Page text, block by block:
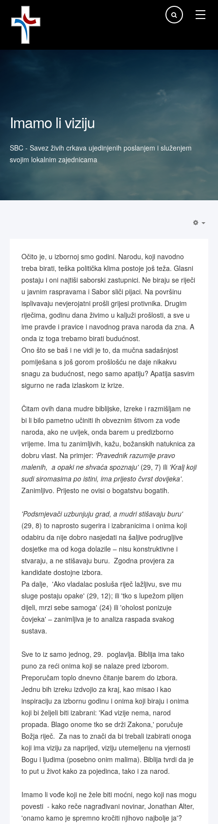
Traži...
Imamo li viziju
SBC - Savez živih crkava ujedinjenih poslanjem i služenjem
svojim lokalnim zajednicama
Očito je, u izbornoj smo godini. Narodu, koji navodno
treba birati, teška politička klima postoje još teža. Glasni
postaju i oni najtiši saborski zastupnici. Ne biraju se riječi
u javnim raspravama i Sabor sliči pijaci. Na površinu
isplivavaju nevjerojatni prošli grijesi protivnika. Drugim
riječima, godinu dana živimo u kaljuži prošlosti, a sve u
ime pravde i pravice i navodnog prava naroda da zna. A
onda iz toga trebamo birati budućnost.
Ono što se baš i ne vidi je to, da mučna sadašnjost
pomiješana s još gorom prošlošću ne daje nikakvu
snagu za budućnost, nego samo apatiju? Apatija sasvim
sigurno ne rađa izlaskom iz krize.
Čitam ovih dana mudre biblijske, Izreke i razmišljam ne
bi li bilo pametno učiniti ih obveznim štivom za vođe
naroda, ako ne uvijek, onda barem u predizborno
vrijeme. Ima tu zanimljivih, kažu, božanskih natuknica za
dobru vlast. Na primjer: 'Pravednik razumije pravo
malenih, a opaki ne shvaća spoznaju'(29, 7) ili 'Kralj koji
sudi siromasima po istini, ima prijesto čvrst dovijeka'.
Zanimljivo. Prijesto ne ovisi o bogatstvu bogatih.
'Podsmjevači uzbunjuju grad, a mudri stišavaju buru'
(29, 8) to naprosto sugerira i izabranicima i onima koji
odabiru da nije dobro nasjedati na šaljive podrugljive
dosjetke ma od koga dolazile – nisu konstruktivne i
stvaraju, a ne stišavaju buru. Zgodna provjera za
kandidate dostojne izbora.
Pa dalje, 'Ako vladalac posluša riječ lažljivu, sve mu
sluge postaju opake' (29, 12); ili 'tko s lupežom plijen
dijeli, mrzi sebe samoga' (24) ili 'oholost ponizuje
čovjeka' – zanimljiva je to analiza raspada svakog
sustava.
Sve to iz samo jednog, 29. poglavlja. Biblija ima tako
puno za reći onima koji se nalaze pred izborom.
Preporučam toplo dnevno čitanje barem do izbora.
Jednu bih izreku izdvojio za kraj, kao misao i kao
inspiraciju za izbornu godinu i onima koji biraju i onima
koji bi željeli biti izabrani: 'Kad vizije nema, narod
propada. Blago onome tko se drži Zakona,' poručuje
Božja riječ. Za nas to znači da bi trebali izabirati onoga
koji ima viziju za naprijed, viziju utemeljenu na vjernosti
Bogu i ljudima (posebno onim malima). Biblija tvrdi da je
to put u život kako za pojedinca, tako i za narod.
Imamo li vođe koji ne žele biti moćni, nego koji nas mogu
povesti - kako reče nagrađivani novinar, Jonathan Alter,
'onamo kamo je spremno kročiti njihovo najbolje ja'?